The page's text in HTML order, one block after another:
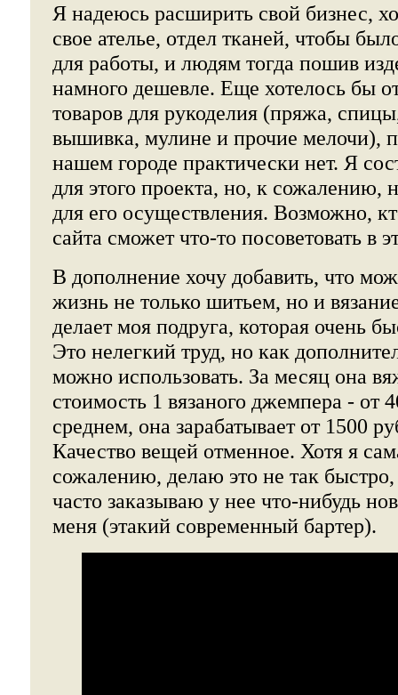
Я надеюсь расширить свой бизнес,
свое ателье, отдел тканей, чтобы
для работы, и людям тогда пошив
намного дешевле. Еще хотелось бы
товаров для рукоделия (пряжа,
вышивка, мулине и прочие мелочи),
нашем городе практически нет. Я
для этого проекта, но, к сожалению,
для его осуществления. Возможно,
сайта сможет что-то посоветовать в
В дополнение хочу добавить, что
жизнь не только шитьем, но и
делает моя подруга, которая очень
Это нелегкий труд, но как
можно использовать. За месяц она
стоимость 1 вязаного джемпера - от
среднем, она зарабатывает от 1500
Качество вещей отменное. Хотя я
сожалению, делаю это не так
часто заказываю у нее что-нибудь
меня (этакий современный бартер).